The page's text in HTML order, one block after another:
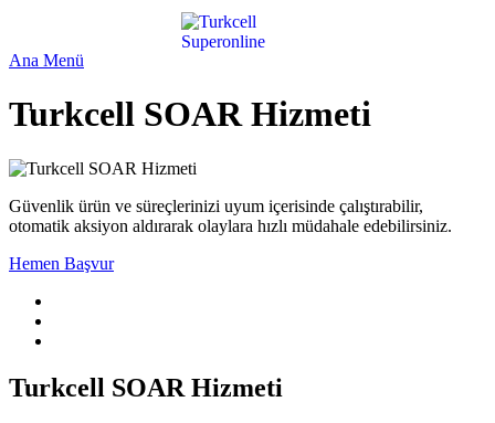
Ana Menü
Turkcell SOAR Hizmeti
Güvenlik ürün ve süreçlerinizi uyum içerisinde çalıştırabilir,
otomatik aksiyon aldırarak olaylara hızlı müdahale edebilirsiniz.
Hemen Başvur
Turkcell SOAR Hizmeti